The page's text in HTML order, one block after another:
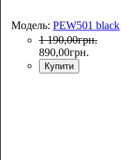
Модель: PEW501 black
1 190,00грн.
890,00грн.
Купити